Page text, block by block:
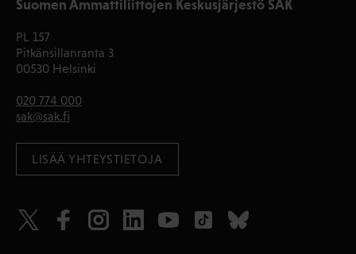
Suomen Ammattiliittojen Keskusjärjestö SAK
PL 157
Pitkänsillanranta 3
00530 Helsinki
020 774 000
sak@sak.fi
LISÄÄ YHTEYSTIETOJA